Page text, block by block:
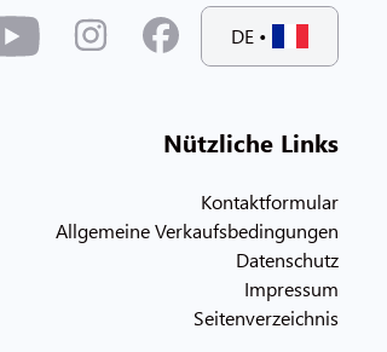
DE •
Nützliche Links
Kontaktformular
Allgemeine Verkaufsbedingungen
Datenschutz
Impressum
Seitenverzeichnis